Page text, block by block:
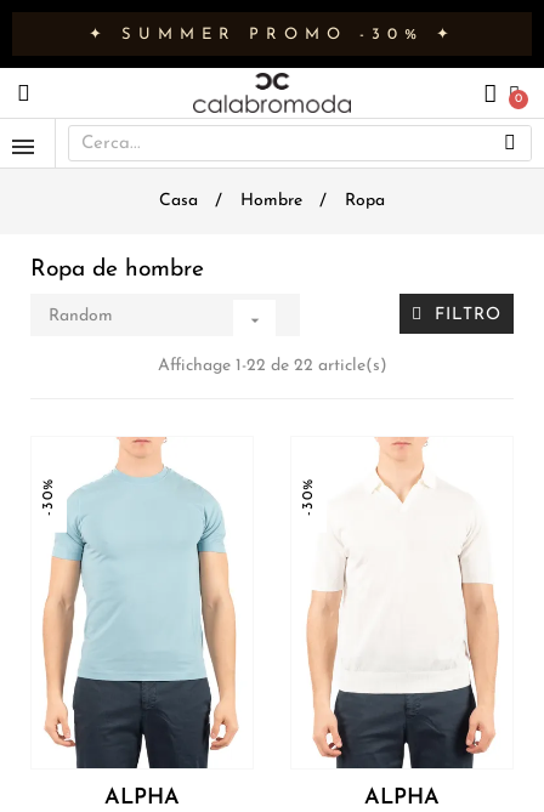
✦ SUMMER PROMO -30% ✦
Casa Hombre Ropa
Ropa de hombre
Random  FILTRO
Affichage 1-22 de 22 article(s)
-30%
ALPHA
-30%
ALPHA